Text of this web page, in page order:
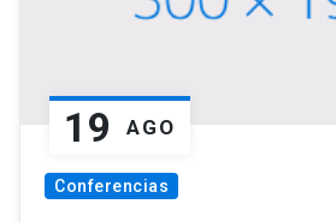
19 AGO
Conferencias